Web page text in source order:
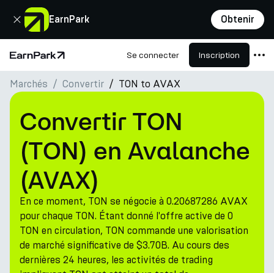
EarnPark Obtenir
Fermer
Page d'accueil Se connecter Inscription
Produits
Marchés
Calculatrices
PARK Token
Ressources
Entreprise
Marchés Convertir TON to AVAX
Convertir TON
(TON) en Avalanche
(AVAX)
En ce moment, TON se négocie à 0.20687286 AVAX
pour chaque TON. Étant donné l'offre active de 0
TON en circulation, TON commande une valorisation
de marché significative de $3.70B. Au cours des
dernières 24 heures, les activités de trading